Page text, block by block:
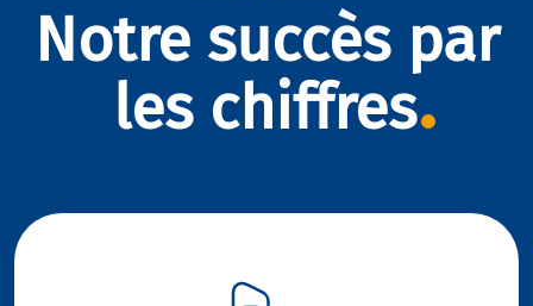
Notre succès par
les chiffres